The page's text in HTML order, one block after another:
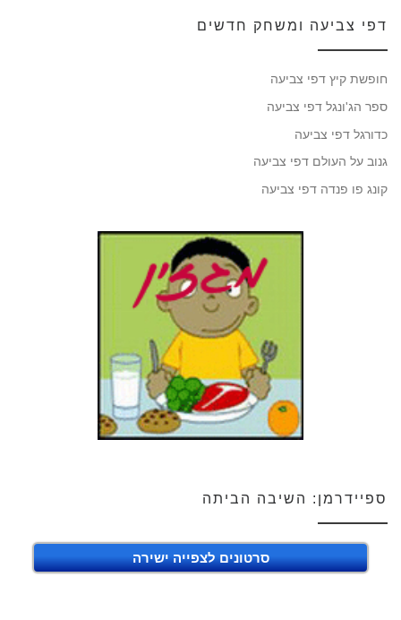
דפי צביעה ומשחק חדשים
חופשת קיץ דפי צביעה
ספר הג'ונגל דפי צביעה
כדורגל דפי צביעה
גנוב על העולם דפי צביעה
קונג פו פנדה דפי צביעה
ספיידרמן: השיבה הביתה
סרטונים לצפייה ישירה